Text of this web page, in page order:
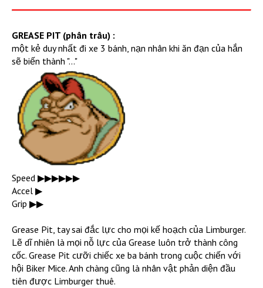
GREASE PIT (phân trâu) :
một kẻ duy nhất đi xe 3 bánh, nạn nhân khi ăn đạn của hắn
sẽ biến thành "..."
Speed ▶︎▶︎▶︎▶︎▶︎▶︎
Accel ▶︎
Grip ▶︎▶︎
Grease Pit, tay sai đắc lực cho mọi kế hoạch của Limburger.
Lẽ dĩ nhiên là mọi nỗ lực của Grease luôn trở thành công
cốc. Grease Pit cưỡi chiếc xe ba bánh trong cuộc chiến với
hội Biker Mice. Anh chàng cũng là nhân vật phản diện đầu
tiên được Limburger thuê.